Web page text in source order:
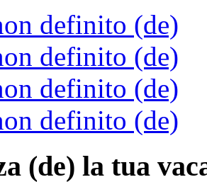
definito (de)
definito (de)
definito (de)
definito (de)
(de) la tua